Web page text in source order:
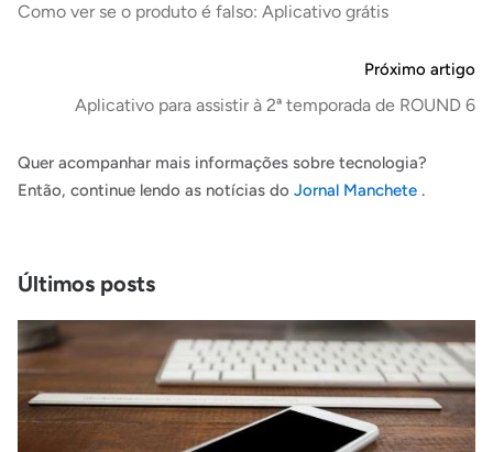
Como ver se o produto é falso: Aplicativo grátis
Próximo artigo
Aplicativo para assistir à 2ª temporada de ROUND 6
Quer acompanhar mais informações sobre tecnologia?
Então, continue lendo as notícias do Jornal Manchete .
Últimos posts